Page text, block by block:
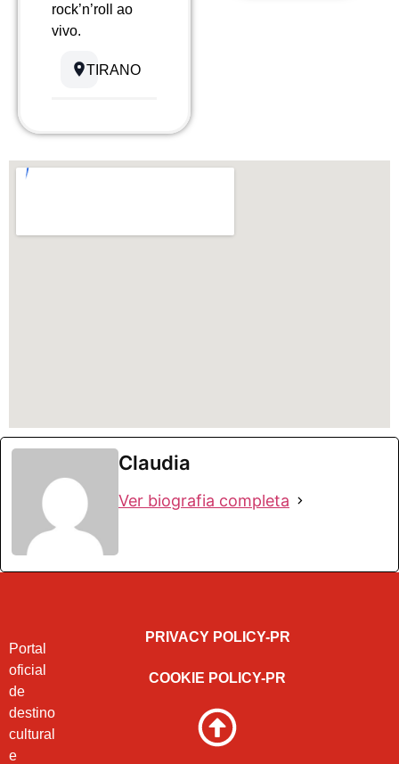
rock’n’roll ao
vivo.
TIRANO
Claudia
Ver biografia completa
Portal
oficial
de
destino
cultural
e
PRIVACY POLICY-PR
COOKIE POLICY-PR